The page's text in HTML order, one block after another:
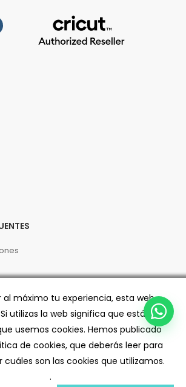
al máximo tu experiencia, esta web
utilizas la web significa que estás de
usemos cookies. Hemos publicado
de cookies, que deberás leer para
son las cookies que utilizamos.
.